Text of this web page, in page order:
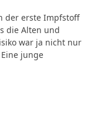
der erste Impfstoff
die Alten und
war ja nicht nur
junge